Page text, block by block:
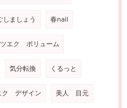
しましょう 春nail
エク ボリューム
気分転換 くるっと
ク デザイン 美人 目元